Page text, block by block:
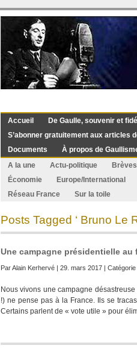
Accueil De Gaulle, souvenir et
S’abonner gratuitement aux articles
Documents
À propos de
A la une
Actu-politique
Économie
Europe/International
Réseau France
Sur la toile
Posts Tagged ‘ Bruno Le
Une campagne présidentielle
ParAlain Kerhervé | 29. mars 2017 | Catégorie
Nous vivons une campagne
!) ne pense pas à la France. Ils se
Certains parlent de « vote utile » pour